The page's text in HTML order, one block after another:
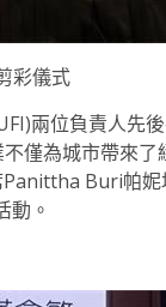
彩儀式
兩位負責人先
僅為城市帶來
Buri帕妮
動。